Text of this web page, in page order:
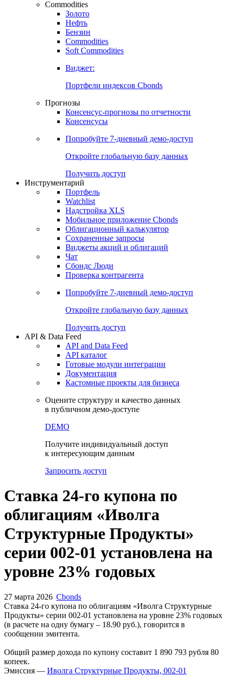
Commodities
Золото
Нефть
Бензин
Commodities
Soft Commodities
Виджет:
Портфели индексов Cbonds
Прогнозы
Консенсус-прогнозы по отчетности
Консенсусы
Попробуйте 7-дневный демо-доступ
Откройте глобальную базу данных
Получить доступ
Инструментарий
Портфель
Watchlist
Надстройка XLS
Мобильное приложение Cbonds
Облигационный калькулятор
Сохраненные запросы
Виджеты акций и облигаций
Чат
Сбондс Люди
Проверка контрагента
Попробуйте 7-дневный демо-доступ
Откройте глобальную базу данных
Получить доступ
API & Data Feed
API and Data Feed
API каталог
Готовые модули интеграции
Документация
Кастомные проекты для бизнеса
Оцените структуру и качество данных
в публичном демо-доступе
DEMO
Получите индивидуальный доступ
к интересующим данным
Запросить доступ
Ставка 24-го купона по
облигациям «Иволга
Структурные Продукты»
серии 002-01 установлена на
уровне 23% годовых
27 марта 2026 Cbonds
Ставка 24-го купона по облигациям «Иволга Структурные
Продукты» серии 002-01 установлена на уровне 23% годовых
(в расчете на одну бумагу – 18.90 руб.), говорится в
сообщении эмитента.
Общий размер дохода по купону составит 1 890 793 рубля 80
копеек.
Эмиссия — Иволга Структурные Продукты, 002-01